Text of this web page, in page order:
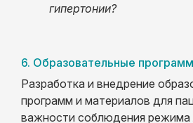
гипертонии?
6. Образовательные
Разработка и внедрение
программ и материалов для
важности соблюдения режима